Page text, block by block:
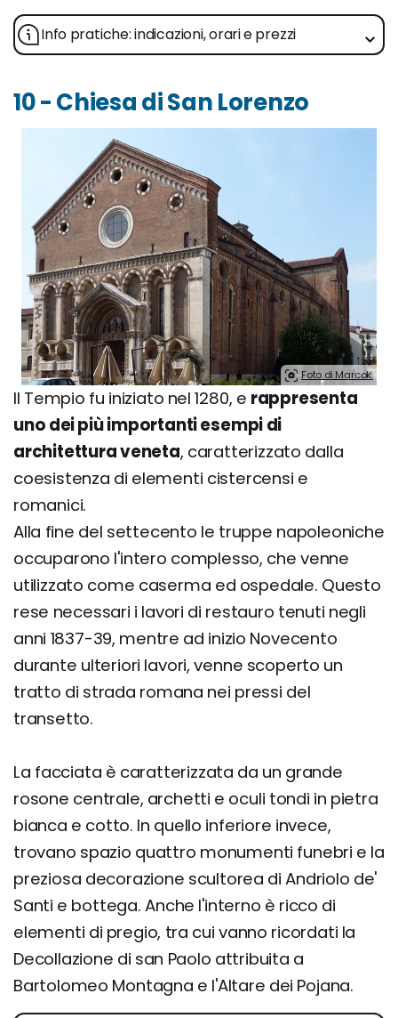
Info pratiche: indicazioni, orari e prezzi
10 - Chiesa di San Lorenzo
Foto di Marcok.
Il Tempio fu iniziato nel 1280, e rappresenta
uno dei più importanti esempi di
architettura veneta, caratterizzato dalla
coesistenza di elementi cistercensi e
romanici.
Alla fine del settecento le truppe napoleoniche
occuparono l'intero complesso, che venne
utilizzato come caserma ed ospedale. Questo
rese necessari i lavori di restauro tenuti negli
anni 1837-39, mentre ad inizio Novecento
durante ulteriori lavori, venne scoperto un
tratto di strada romana nei pressi del
transetto.
La facciata è caratterizzata da un grande
rosone centrale, archetti e oculi tondi in pietra
bianca e cotto. In quello inferiore invece,
trovano spazio quattro monumenti funebri e la
preziosa decorazione scultorea di Andriolo de'
Santi e bottega. Anche l'interno è ricco di
elementi di pregio, tra cui vanno ricordati la
Decollazione di san Paolo attribuita a
Bartolomeo Montagna e l'Altare dei Pojana.